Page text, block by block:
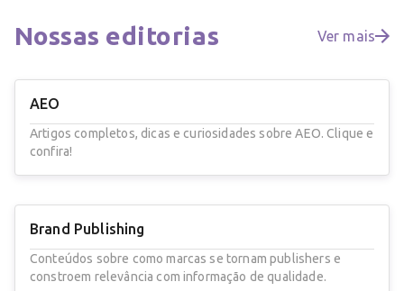
Nossas editorias Ver mais
AEO
Artigos completos, dicas e curiosidades sobre AEO. Clique e
confira!
Brand Publishing
Conteúdos sobre como marcas se tornam publishers e
constroem relevância com informação de qualidade.